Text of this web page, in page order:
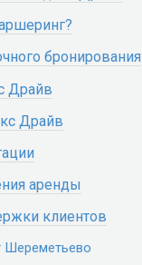
бронирования
Драйв
Драйв
аренды
клиентов
Шереметьево